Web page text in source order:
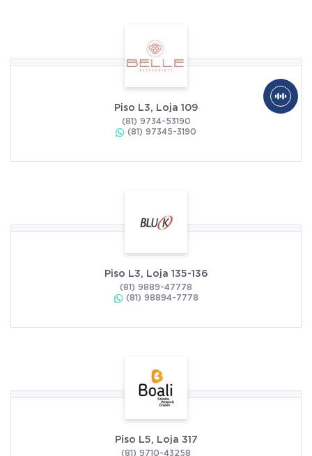
Piso L3, Loja 109
(81) 9734-53190
(81) 97345-3190
Piso L3, Loja 135-136
(81) 9889-47778
(81) 98894-7778
Piso L5, Loja 317
(81) 9710-43258